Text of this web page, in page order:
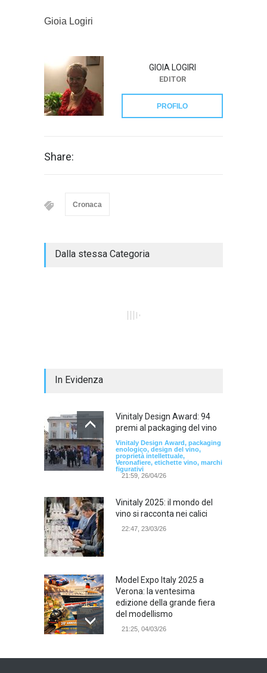
Gioia Logiri
GIOIA LOGIRI
EDITOR
PROFILO
Share:
Cronaca
Dalla stessa Categoria
In Evidenza
Vinitaly Design Award: 94
premi al packaging del vino
Vinitaly Design Award, packaging
enologico, design del vino,
proprietà intellettuale,
Veronafiere, etichette vino, marchi
figurativi
21:59, 26/04/26
Vinitaly 2025: il mondo del
vino si racconta nei calici
22:47, 23/03/26
Model Expo Italy 2025 a
Verona: la ventesima
edizione della grande fiera
del modellismo
21:25, 04/03/26
Verona Domani, aumenta il